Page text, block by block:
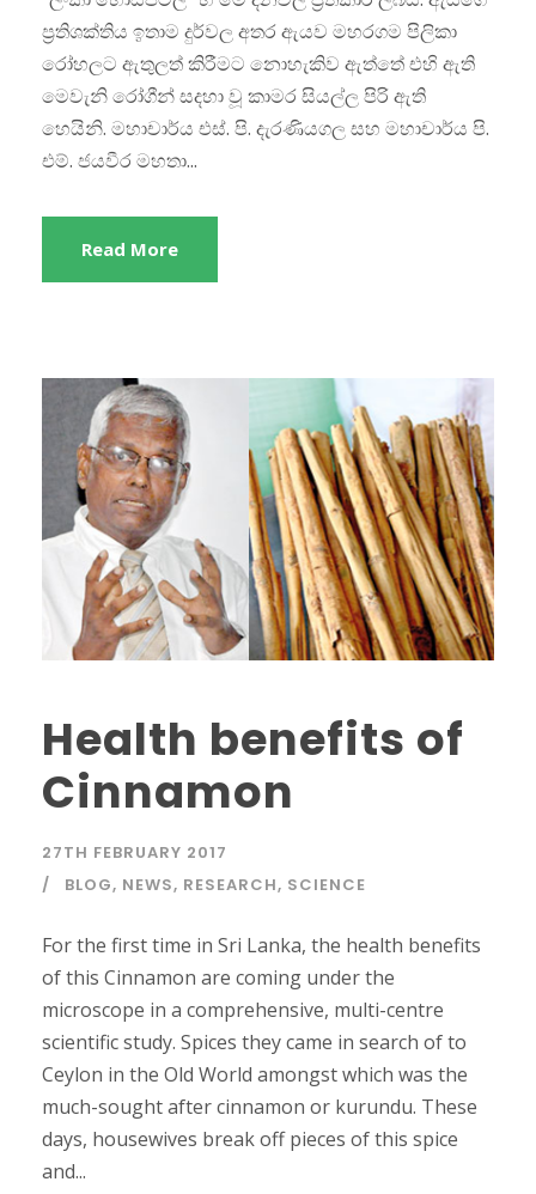
ප්‍රතිශක්තිය ඉතාම දුර්වල අතර ඇයව මහරගම පිලිකා
රෝහලට ඇතුලත් කිරීමට නොහැකිව ඇත්තේ එහි ඇති
මෙවැනි රෝගීන් සදහා වූ කාමර සියල්ල පිරි ඇති
හෙයිනි. මහාචාර්ය එස්. පි. දැරණියගල සහ මහාචාර්ය පි.
එම්. ජයවීර මහතා...
Read More
Health benefits of
Cinnamon
27TH FEBRUARY 2017
BLOG, NEWS, RESEARCH, SCIENCE
For the first time in Sri Lanka, the health benefits
of this Cinnamon are coming under the
microscope in a comprehensive, multi-centre
scientific study. Spices they came in search of to
Ceylon in the Old World amongst which was the
much-sought after cinnamon or kurundu. These
days, housewives break off pieces of this spice
and...